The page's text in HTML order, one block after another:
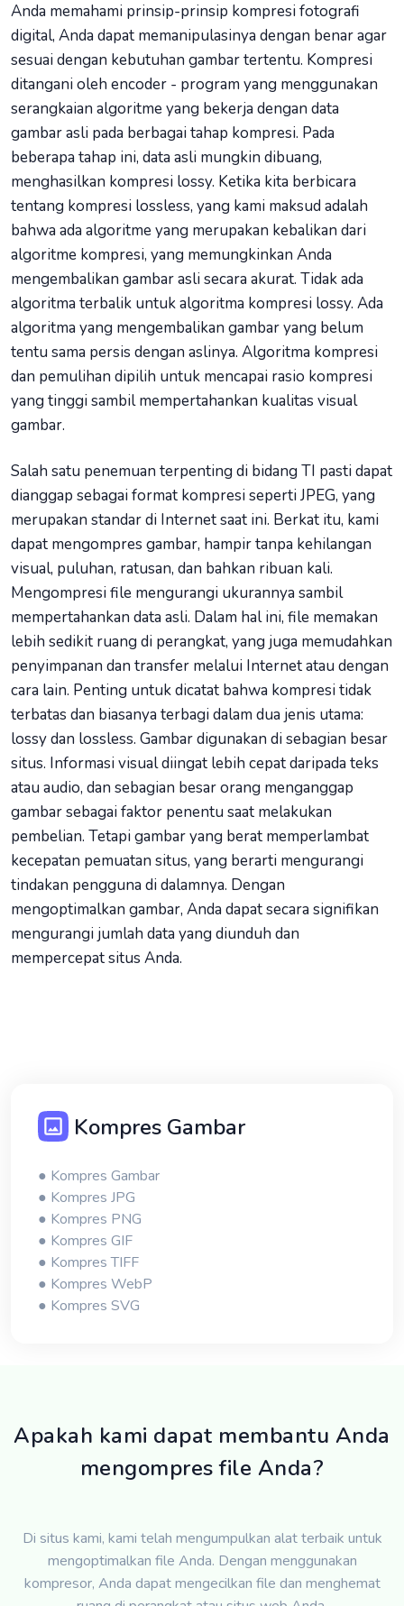
Anda memahami prinsip-prinsip kompresi fotografi
digital, Anda dapat memanipulasinya dengan benar agar
sesuai dengan kebutuhan gambar tertentu. Kompresi
ditangani oleh encoder - program yang menggunakan
serangkaian algoritme yang bekerja dengan data
gambar asli pada berbagai tahap kompresi. Pada
beberapa tahap ini, data asli mungkin dibuang,
menghasilkan kompresi lossy. Ketika kita berbicara
tentang kompresi lossless, yang kami maksud adalah
bahwa ada algoritme yang merupakan kebalikan dari
algoritme kompresi, yang memungkinkan Anda
mengembalikan gambar asli secara akurat. Tidak ada
algoritma terbalik untuk algoritma kompresi lossy. Ada
algoritma yang mengembalikan gambar yang belum
tentu sama persis dengan aslinya. Algoritma kompresi
dan pemulihan dipilih untuk mencapai rasio kompresi
yang tinggi sambil mempertahankan kualitas visual
gambar.
Salah satu penemuan terpenting di bidang TI pasti dapat
dianggap sebagai format kompresi seperti JPEG, yang
merupakan standar di Internet saat ini. Berkat itu, kami
dapat mengompres gambar, hampir tanpa kehilangan
visual, puluhan, ratusan, dan bahkan ribuan kali.
Mengompresi file mengurangi ukurannya sambil
mempertahankan data asli. Dalam hal ini, file memakan
lebih sedikit ruang di perangkat, yang juga memudahkan
penyimpanan dan transfer melalui Internet atau dengan
cara lain. Penting untuk dicatat bahwa kompresi tidak
terbatas dan biasanya terbagi dalam dua jenis utama:
lossy dan lossless. Gambar digunakan di sebagian besar
situs. Informasi visual diingat lebih cepat daripada teks
atau audio, dan sebagian besar orang menganggap
gambar sebagai faktor penentu saat melakukan
pembelian. Tetapi gambar yang berat memperlambat
kecepatan pemuatan situs, yang berarti mengurangi
tindakan pengguna di dalamnya. Dengan
mengoptimalkan gambar, Anda dapat secara signifikan
mengurangi jumlah data yang diunduh dan
mempercepat situs Anda.
Kompres Gambar
● Kompres Gambar
● Kompres JPG
● Kompres PNG
● Kompres GIF
● Kompres TIFF
● Kompres WebP
● Kompres SVG
Apakah kami dapat membantu Anda
mengompres file Anda?
Di situs kami, kami telah mengumpulkan alat terbaik untuk
mengoptimalkan file Anda. Dengan menggunakan
kompresor, Anda dapat mengecilkan file dan menghemat